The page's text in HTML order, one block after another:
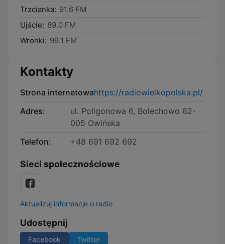
Trzcianka: 91.6 FM
Ujście: 89.0 FM
Wronki: 99.1 FM
Kontakty
Strona internetowahttps://radiowielkopolska.pl/
Adres:
ul. Poligonowa 6, Bolechowo 62-
005 Owińska
Telefon:
+48 691 692 692
Sieci społecznościowe
Aktualizuj informacje o radio
Udostępnij
Facebook Twitter